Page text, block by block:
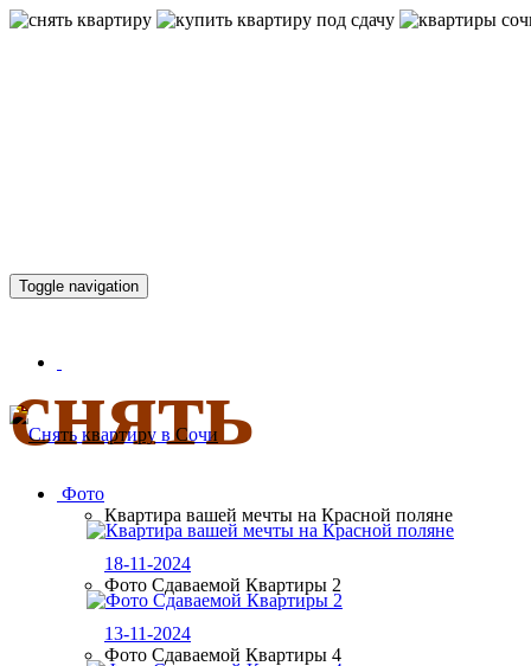
снять
Toggle navigation
Фото
Квартира вашей мечты на Красной поляне
18-11-2024
Фото Сдаваемой Квартиры 2
13-11-2024
Фото Сдаваемой Квартиры 4